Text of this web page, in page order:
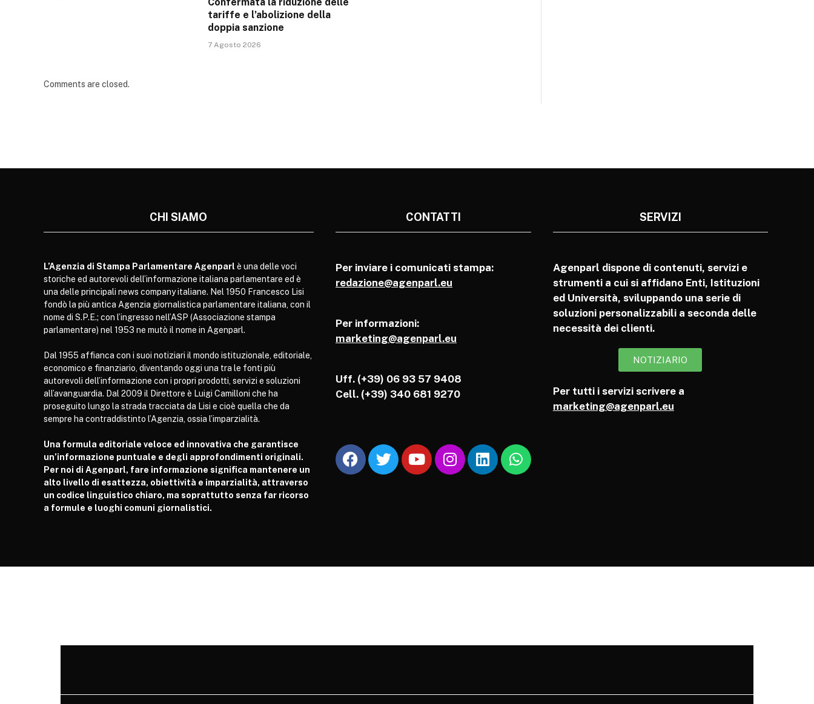
tariffe e l’abolizione della
doppia sanzione
7 Agosto 2026
Comments are closed.
CHI SIAMO
L’Agenzia di Stampa Parlamentare Agenparl è una delle voci
storiche ed autorevoli dell’informazione italiana parlamentare ed è
una delle principali news company italiane. Nel 1950 Francesco Lisi
fondò la più antica Agenzia giornalistica parlamentare italiana, con il
nome di S.P.E.; con l’ingresso nell’ASP (Associazione stampa
parlamentare) nel 1953 ne mutò il nome in Agenparl.
Dal 1955 affianca con i suoi notiziari il mondo istituzionale, editoriale,
economico e finanziario, diventando oggi una tra le fonti più
autorevoli dell’informazione con i propri prodotti, servizi e soluzioni
all’avanguardia. Dal 2009 il Direttore è Luigi Camilloni che ha
proseguito lungo la strada tracciata da Lisi e cioè quella che da
sempre ha contraddistinto l’Agenzia, ossia l’imparzialità.
Una formula editoriale veloce ed innovativa che garantisce
un’informazione puntuale e degli approfondimenti originali.
Per noi di Agenparl, fare informazione significa mantenere un
alto livello di esattezza, obiettività e imparzialità, attraverso
un codice linguistico chiaro, ma soprattutto senza far ricorso
a formule e luoghi comuni giornalistici.
CONTATTI
Per inviare i comunicati stampa:
redazione@agenparl.eu
Per informazioni:
marketing@agenparl.eu
Uff. (+39) 06 93 57 9408
Cell. (+39) 340 681 9270
SERVIZI
Agenparl dispone di contenuti, servizi e
strumenti a cui si affidano Enti, Istituzioni
ed Università, sviluppando una serie di
soluzioni personalizzabili a seconda delle
necessità dei clienti.
NOTIZIARIO
Per tutti i servizi scrivere a
marketing@agenparl.eu